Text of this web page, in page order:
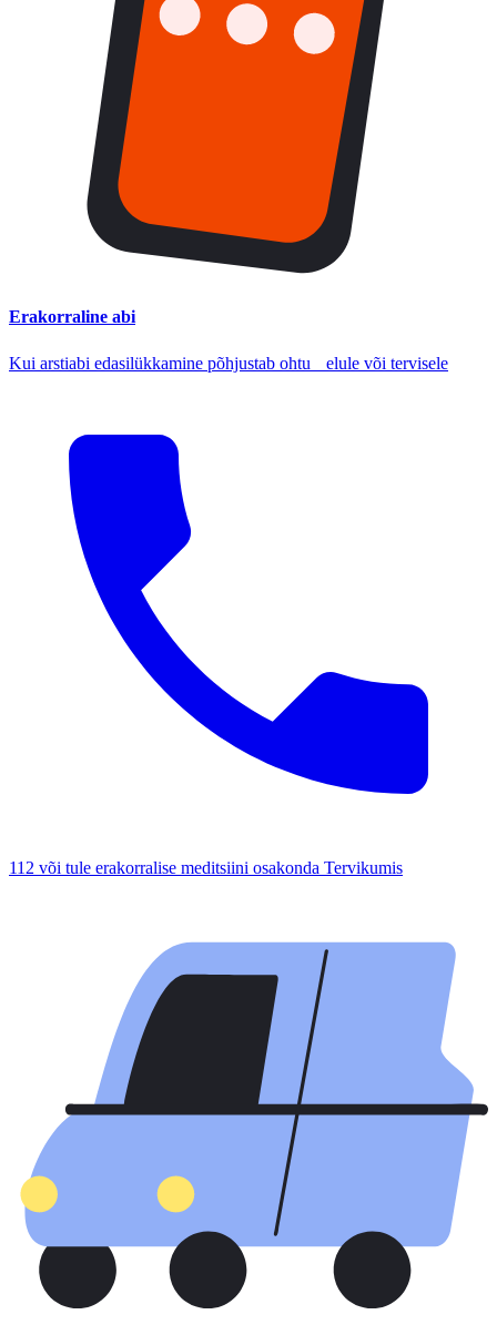
Erakorraline abi
Kui arstiabi edasilükkamine põhjustab ohtu elule või tervisele
112 või tule erakorralise meditsiini osakonda Tervikumis